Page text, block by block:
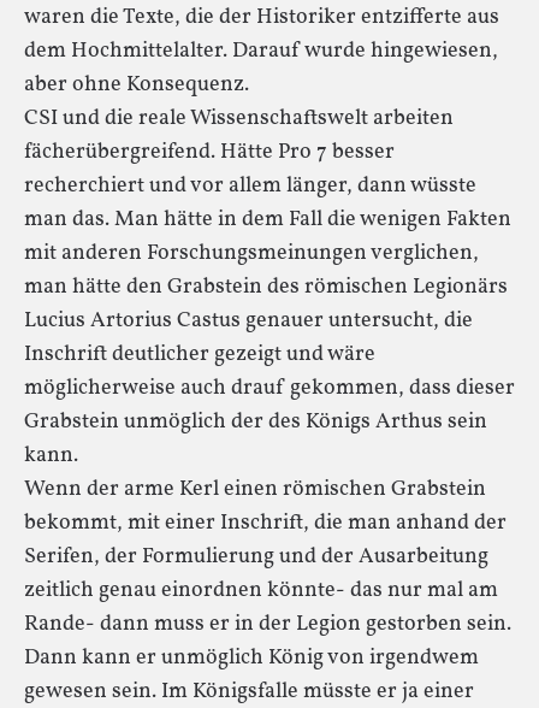
waren die Texte, die der Historiker entzifferte aus
dem Hochmittelalter. Darauf wurde hingewiesen,
aber ohne Konsequenz.
CSI und die reale Wissenschaftswelt arbeiten
fächerübergreifend. Hätte Pro 7 besser
recherchiert und vor allem länger, dann wüsste
man das. Man hätte in dem Fall die wenigen Fakten
mit anderen Forschungsmeinungen verglichen,
man hätte den Grabstein des römischen Legionärs
Lucius Artorius Castus genauer untersucht, die
Inschrift deutlicher gezeigt und wäre
möglicherweise auch drauf gekommen, dass dieser
Grabstein unmöglich der des Königs Arthus sein
kann.
Wenn der arme Kerl einen römischen Grabstein
bekommt, mit einer Inschrift, die man anhand der
Serifen, der Formulierung und der Ausarbeitung
zeitlich genau einordnen könnte- das nur mal am
Rande- dann muss er in der Legion gestorben sein.
Dann kann er unmöglich König von irgendwem
gewesen sein. Im Königsfalle müsste er ja einer